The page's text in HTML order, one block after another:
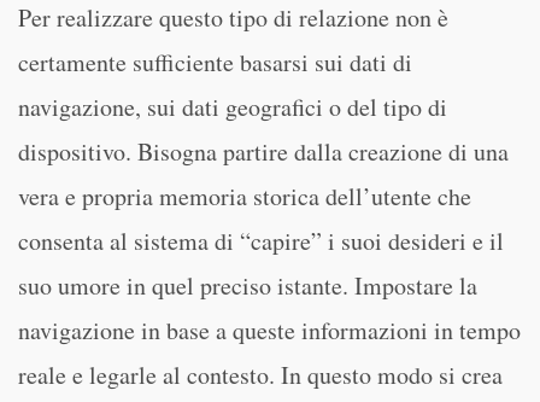
Per realizzare questo tipo di relazione non è
certamente sufficiente basarsi sui dati di
navigazione, sui dati geografici o del tipo di
dispositivo. Bisogna partire dalla creazione di una
vera e propria memoria storica dell’utente che
consenta al sistema di “capire” i suoi desideri e il
suo umore in quel preciso istante. Impostare la
navigazione in base a queste informazioni in tempo
reale e legarle al contesto. In questo modo si crea